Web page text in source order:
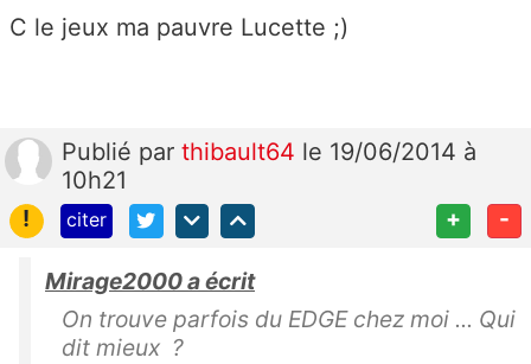
C le jeux ma pauvre Lucette ;)
Publié par thibault64 le 19/06/2014 à
10h21
!
citer + -
Mirage2000 a écrit
On trouve parfois du EDGE chez moi ... Qui
dit mieux ?